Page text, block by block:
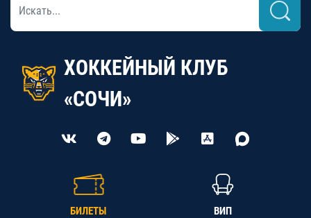
ХОККЕЙНЫЙ КЛУБ
«СОЧИ»
БИЛЕТЫ ВИП